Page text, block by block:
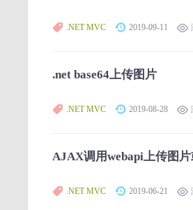
.NET MVC 2019-09-11
.net base64上传图片
.NET MVC 2019-08-28
AJAX调用webapi上传图
.NET MVC 2019-06-21